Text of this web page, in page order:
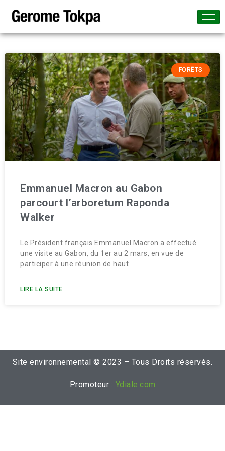
FORÊTS
Emmanuel Macron au Gabon
parcourt l’arboretum Raponda
Walker
Le Président français Emmanuel Macron a effectué
une visite au Gabon, du 1er au 2 mars, en vue de
participer à une réunion de haut
LIRE LA SUITE
Site environnemental © 2023 – Tous Droits réservés.
Promoteur : Ydiale.com